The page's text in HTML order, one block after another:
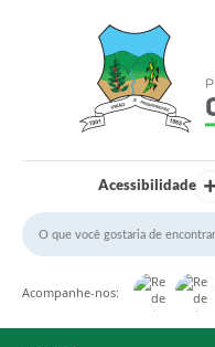
Acessibilidade
Acompanhe-nos: